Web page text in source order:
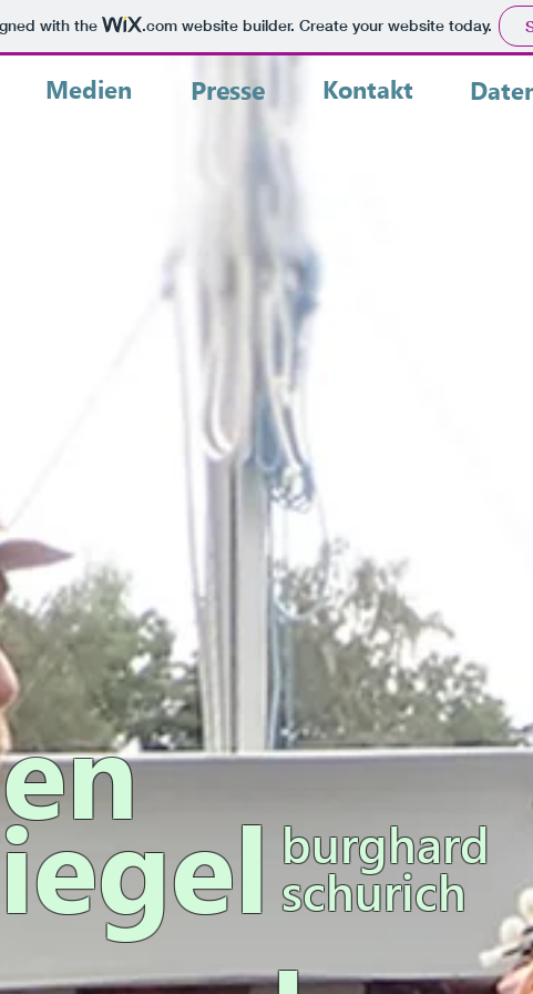
with the .comwebsite builder. Create your website today.
Medien Presse Kontakt
burghard
schurich